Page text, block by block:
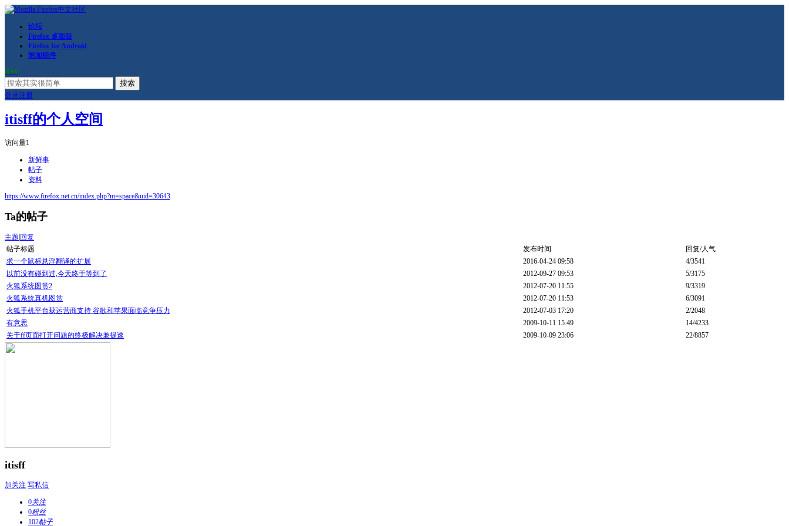
论坛
Firefox 桌面版
Firefox for Android
附加组件
RSS
搜索
登录注册
itisff的个人空间
访问量1
新鲜事
帖子
资料
https://www.firefox.net.cn/index.php?m=space&uid=30643
Ta的帖子
主题 回复
帖子标题
发布时间
回复/人气
求一个鼠标悬浮翻译的扩展
2016-04-24 09:58 4/3541
以前没有碰到过,今天终于等到了
2012-09-27 09:53 5/3175
火狐系统图赏2
2012-07-20 11:55 9/3319
火狐系统真机图赏
2012-07-20 11:53 6/3091
火狐手机平台获运营商支持 谷歌和苹果面临竞争压力
2012-07-03 17:20 2/2048
有意思
2009-10-11 15:49 14/4233
关于ff页面打开问题的终极解决兼提速
2009-10-09 23:06 22/8857
itisff
加关注 写私信
0关注
0粉丝
102帖子